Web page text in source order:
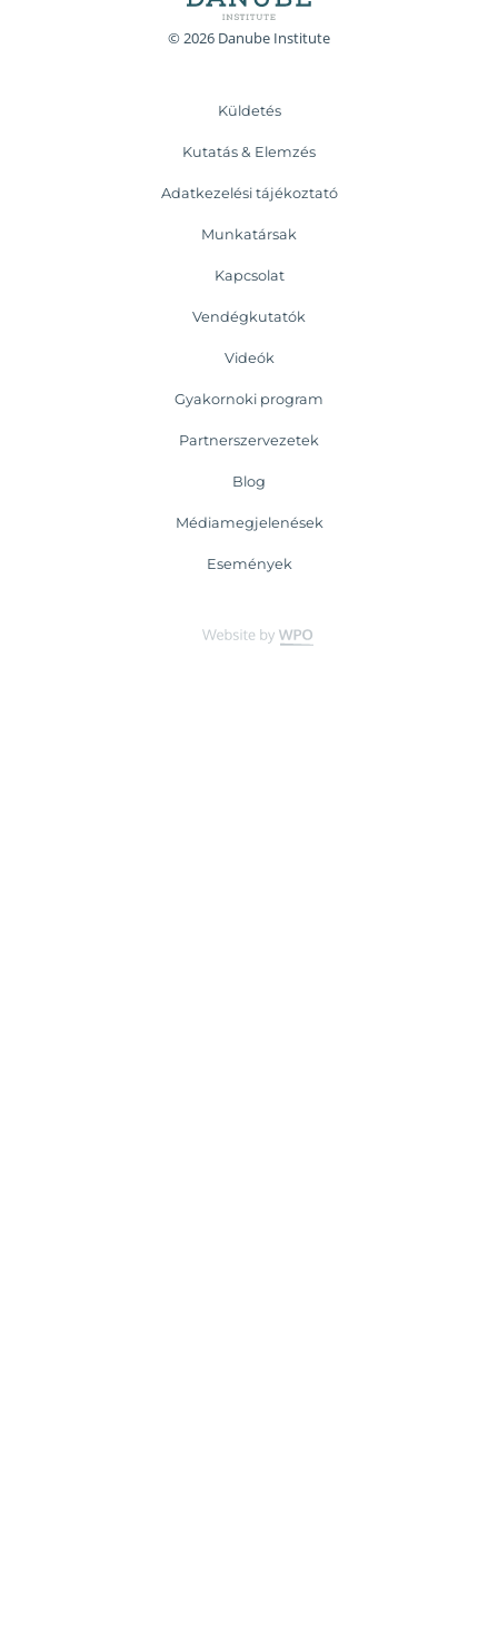
© 2026 Danube Institute
Küldetés
Kutatás & Elemzés
Adatkezelési tájékoztató
Munkatársak
Kapcsolat
Vendégkutatók
Videók
Gyakornoki program
Partnerszervezetek
Blog
Médiamegjelenések
Események